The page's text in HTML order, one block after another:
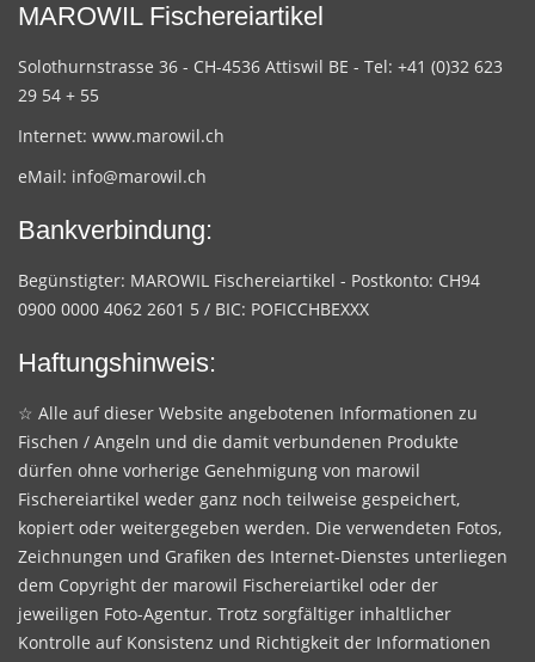
MAROWIL Fischereiartikel
Solothurnstrasse 36 - CH-4536 Attiswil BE - Tel: +41 (0)32 623
29 54 + 55
Internet: www.marowil.ch
eMail: info@marowil.ch
Bankverbindung:
Begünstigter: MAROWIL Fischereiartikel - Postkonto: CH94
0900 0000 4062 2601 5 / BIC: POFICCHBEXXX
Haftungshinweis:
☆ Alle auf dieser Website angebotenen Informationen zu
Fischen / Angeln und die damit verbundenen Produkte
dürfen ohne vorherige Genehmigung von marowil
Fischereiartikel weder ganz noch teilweise gespeichert,
kopiert oder weitergegeben werden. Die verwendeten Fotos,
Zeichnungen und Grafiken des Internet-Dienstes unterliegen
dem Copyright der marowil Fischereiartikel oder der
jeweiligen Foto-Agentur. Trotz sorgfältiger inhaltlicher
Kontrolle auf Konsistenz und Richtigkeit der Informationen